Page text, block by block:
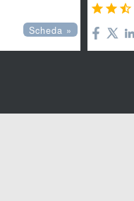
Scheda »
  